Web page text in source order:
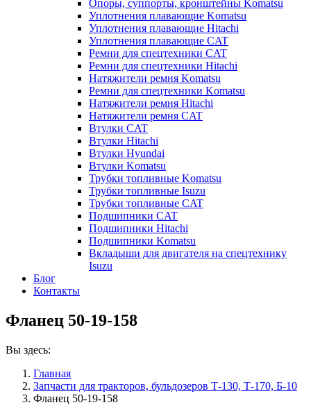
Опоры, суппорты, кронштейны Komatsu
Уплотнения плавающие Komatsu
Уплотнения плавающие Hitachi
Уплотнения плавающие CAT
Ремни для спецтехники CAT
Ремни для спецтехники Hitachi
Натяжители ремня Komatsu
Ремни для спецтехники Komatsu
Натяжители ремня Hitachi
Натяжители ремня CAT
Втулки CAT
Втулки Hitachi
Втулки Hyundai
Втулки Komatsu
Трубки топливные Komatsu
Трубки топливные Isuzu
Трубки топливные CAT
Подшипники CAT
Подшипники Hitachi
Подшипники Komatsu
Вкладыши для двигателя на спецтехнику
Isuzu
Блог
Контакты
Фланец 50-19-158
Вы здесь:
Главная
Запчасти для тракторов, бульдозеров Т-130, Т-170, Б-10
Фланец 50-19-158